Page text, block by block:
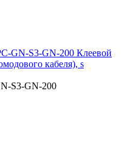
GN-S3-GN-200 Клеевой
кабеля), s
S3-GN-200